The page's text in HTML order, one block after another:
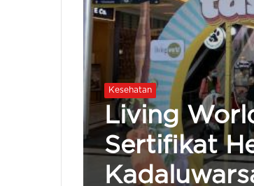
Kesehatan
Living
Sertifikat